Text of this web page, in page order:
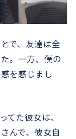
で、友達は全
。一方、僕の
を感じまし
てた彼女は、
んで、彼女自